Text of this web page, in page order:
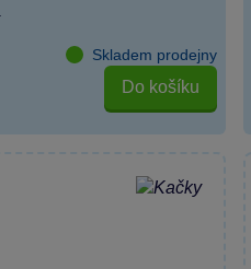
Skladem prodejny
Do košíku